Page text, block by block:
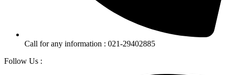
Call for any information : 021-29402885
Follow Us :